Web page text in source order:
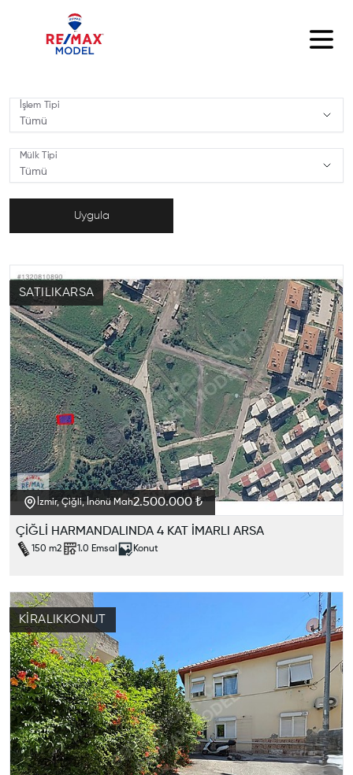
İşlem Tipi
Tümü
Mülk Tipi
Tümü
Uygula
İzmir, Çiğli, İnönü Mah2.500.000 ₺
ÇİĞLİ HARMANDALINDA 4 KAT İMARLI ARSA
150 m2 1.0 Emsal Konut
SATILIKARSA
KIRALIKKONUT